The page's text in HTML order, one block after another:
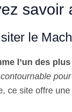
savoir
le
l’un des
ce site offre